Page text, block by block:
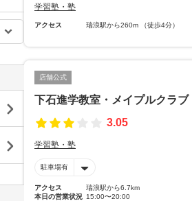
学習塾・塾
アクセス 瑞浪駅から260m （徒歩4分）
店舗公式
下石進学教室・メイプルクラブ
3.05
学習塾・塾
駐車場有
アクセス
瑞浪駅から6.7km
本日の営業状況 15:00〜20:00